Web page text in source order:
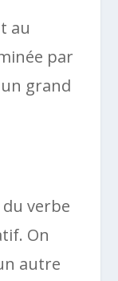
au
par
grand
verbe
On
autre